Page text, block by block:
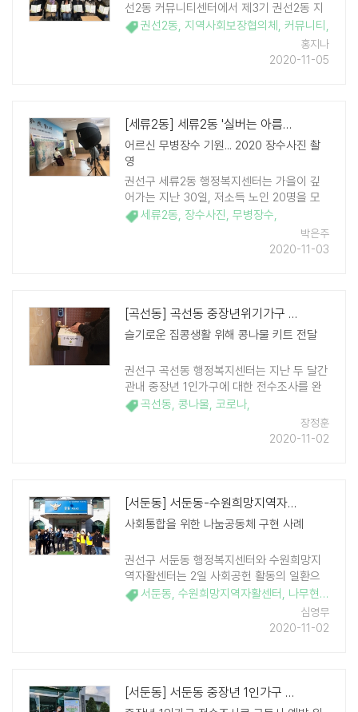
선2동 커뮤니티센터에서 제3기 권선2동 지
역사회보장협의체 위원 위촉식을 개최했다.
이날 위촉식에는 촘촘한 지역사회 보호체계
를 구축하기 위해 복지기관 및 교육기관 종
권선2동, 지역사회보장협의체 , 커뮤니티 ,
홍지나
2020-11-05
[세류2동] 세류2동 '실버는 아름다워'
어르신 무병장수 기원... 2020 장수사진 촬
영
권선구 세류2동 행정복지센터는 가을이 깊
어가는 지난 30일, 저소득 노인 20명을 모
시고 '어르신 무병장수 기원 장수사진 촬영'
행사를 가졌다. 이날 행사는 지역사회 취약
계층 봉사활동 등 사회봉사활동을 주 ..
세류2동, 장수사진, 무병장수,
박은주
2020-11-03
[곡선동] 곡선동 중장년위기가구 30가구 발굴 생계지원 안내
슬기로운 집콩생활 위해 콩나물 키트 전달
권선구 곡선동 행정복지센터는 지난 두 달간
관내 중장년 1인가구에 대한 전수조사를 완
료했다. 100여 가구를 대상으로 상담을 진행
한 결과 실제 어려움을 겪고 있는 30여 가구
를 발굴해 긴급지원, 위기가구 생계지원등
곡선동, 콩나물, 코로나,
장정훈
2020-11-02
[서둔동] 서둔동-수원희망지역자활센터 '서호지구대에『서호쉼터』 현판 전달'
사회통합을 위한 나눔공동체 구현 사례
권선구 서둔동 행정복지센터와 수원희망지
역자활센터는 2일 사회공헌 활동의 일환으
로 수원서부경찰서 서호지구대에 직접 제작
한 나무현판을 전달했다. 서호지구대 내 서
호쉼터는 주민들을 위해 개방되어 있는 공간
서둔동, 수원희망지역자활센터 , 나무현판
심영무
2020-11-02
[서둔동] 서둔동 중장년 1인가구 1746명 대상 전수 조사...생활고 28..